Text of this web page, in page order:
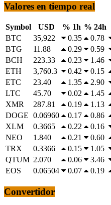
Valores en tiempo real
Symbol USD % 1h % 24h
BTC
35,922 0.35 0.78
BTG
11.88 0.29 0.59
BCH
223.33 0.23 1.46
ETH
3,760.3 0.42 0.15
ETC
23.40 1.35 2.90
LTC
45.70 0.02 1.45
XMR
287.81 0.19 1.13
DOGE 0.06960 0.17 0.86
XLM
0.3665 0.22 0.16
NEO
1.840 0.21 0.60
TRX
0.3366 0.15 1.05
QTUM 2.070 0.06 3.46
EOS
0.06504 0.07 0.19
Convertidor